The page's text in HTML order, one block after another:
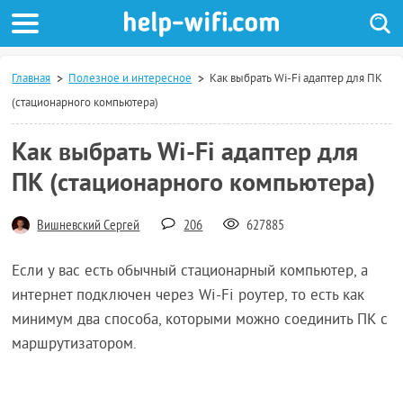
Главная Полезное и интересное
Как выбрать Wi-Fi адаптер для ПК
(стационарного компьютера)
Как выбрать Wi-Fi адаптер для
ПК (стационарного компьютера)
Вишневский Сергей 206 627885
Если у вас есть обычный стационарный компьютер, а
интернет подключен через Wi-Fi роутер, то есть как
минимум два способа, которыми можно соединить ПК с
маршрутизатором.